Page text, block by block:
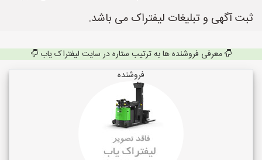
ثبت آگهی و تبلیغات لیفتراک می باشد.
معرفی فروشنده ها به ترتیب ستاره در سایت لیفتراک یاب
فروشنده